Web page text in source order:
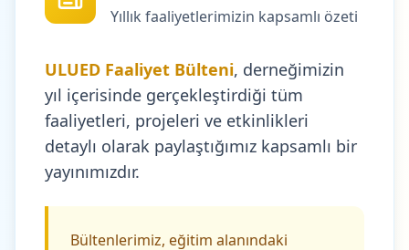
Yıllık faaliyetlerimizin kapsamlı özeti
ULUED Faaliyet Bülteni, derneğimizin
yıl içerisinde gerçekleştirdiği tüm
faaliyetleri, projeleri ve etkinlikleri
detaylı olarak paylaştığımız kapsamlı bir
yayınımızdır.
Bültenlerimiz, eğitim alanındaki